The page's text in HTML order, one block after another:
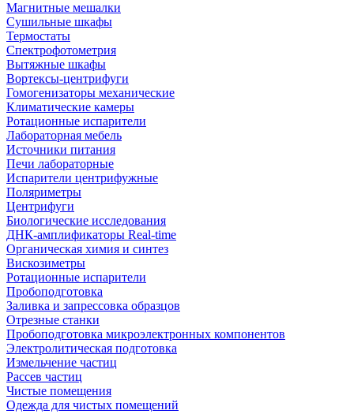
Магнитные мешалки
Сушильные шкафы
Термостаты
Спектрофотометрия
Вытяжные шкафы
Вортексы-центрифуги
Гомогенизаторы механические
Климатические камеры
Ротационные испарители
Лабораторная мебель
Источники питания
Печи лабораторные
Испарители центрифужные
Поляриметры
Центрифуги
Биологические исследования
ДНК-амплификаторы Real-time
Органическая химия и синтез
Вискозиметры
Ротационные испарители
Пробоподготовка
Заливка и запрессовка образцов
Отрезные станки
Пробоподготовка микроэлектронных компонентов
Электролитическая подготовка
Измельчение частиц
Рассев частиц
Чистые помещения
Одежда для чистых помещений